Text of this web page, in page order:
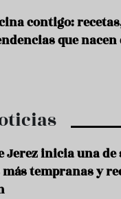
contigo:
que nacen
Jerez inicia una de
tempranas y